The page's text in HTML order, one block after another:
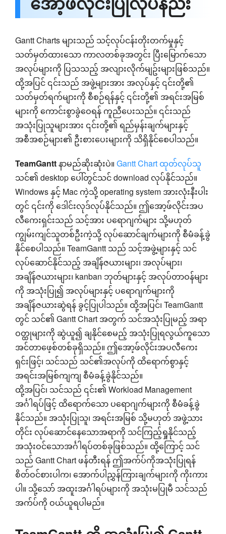
Gantt Charts များသည် သင့်လုပ်ငန်းတိုးတက်မှုနှင့်
သတ်မှတ်ထားသော ကာလတစ်ခုအတွင်း ပြီးမြောက်သော
အလုပ်များကို ပြသသည့် အလျားလိုက်မျဥ်းများဖြစ်သည်။
ထို့အပြင် ၎င်းသည် အဖွဲ့များအား အလုပ်နှင့် ၎င်းတို့၏
သတ်မှတ်ရက်များကို စီစဉ်ရန်နှင့် ၎င်းတို့၏ အရင်းအမြစ်
များကို ကောင်းစွာခွဲဝေရန် ကူညီပေးသည်။ ၎င်းသည်
အသုံးပြုသူများအား ၎င်းတို့၏ ရည်မှန်းချက်များနှင့်
အစီအစဉ်များ၏ ဦးစားပေးများကို သိရှိနိုင်စေပါသည်။
TeamGanttနာမည်ဆိုးဆုံးပဲ။ Gantt Chart ထုတ်လုပ်သူ
သင်၏ desktop ပေါ်တွင်သင် download လုပ်နိုင်သည်။
Windows နှင့် Mac ကဲ့သို့ operating system အားလုံးနီးပါး
တွင် ၎င်းကို ဒေါင်းလုဒ်လုပ်နိုင်သည်။ ဤအော့ဖ်လိုင်းအပ
လီကေးရှင်းသည် သင့်အား ပရောဂျက်များ သို့မဟုတ်
ကျွမ်းကျင်သူတစ်ဦးကဲ့သို့ လုပ်ဆောင်ချက်များကို စီမံခန့်ခွဲ
နိုင်စေပါသည်။ TeamGantt သည် သင့်အဖွဲ့များနှင့် သင်
လုပ်ဆောင်နိုင်သည့် အချိန်ဇယားများ၊ အလုပ်များ၊
အချိန်ဇယားများ၊ kanban ဘုတ်များနှင့် အလုပ်တာဝန်များ
ကို အသုံးပြု၍ အလုပ်များနှင့် ပရောဂျက်များကို
အချိန်ဇယားဆွဲရန် ခွင့်ပြုပါသည်။ ထို့အပြင်၊ TeamGantt
တွင် သင်၏ Gantt Chart အတွက် သင်အသုံးပြုမည့် အရာ
ဝတ္ထုများကို ဆွဲယူ၍ ချနိုင်စေမည့် အသုံးပြုရလွယ်ကူသော
အင်တာဖေ့စ်တစ်ခုရှိသည်။ ဤအော့ဖ်လိုင်းအပလီကေး
ရှင်းဖြင့်၊ သင်သည် သင်၏အလုပ်ကို ထိရောက်စွာနှင့်
အရင်းအမြစ်ကျကျ စီမံခန့်ခွဲနိုင်သည်။
ထို့အပြင်၊ သင်သည် ၎င်း၏ Workload Management
အင်္ဂါရပ်ဖြင့် ထိရောက်သော ပရောဂျက်များကို စီမံခန့်ခွဲ
နိုင်သည်။ အသုံးပြုသူ၊ အရင်းအမြစ် သို့မဟုတ် အဖွဲ့သား
တိုင်း လုပ်ဆောင်နေသောအရာကို သင်ကြည့်ရှုနိုင်သည့်
အသုံးဝင်သောအင်္ဂါရပ်တစ်ခုဖြစ်သည်။ ထို့ကြောင့် သင်
သည် Gantt Chart ဖန်တီးရန် ဤအက်ပ်ကိုအသုံးပြုရန်
စိတ်ဝင်စားပါက၊ အောက်ပါညွှန်ကြားချက်များကို ကိုးကား
ပါ။ သို့သော် အထူးအင်္ဂါရပ်များကို အသုံးမပြုမီ သင်သည်
အက်ပ်ကို ဝယ်ယူရပါမည်။